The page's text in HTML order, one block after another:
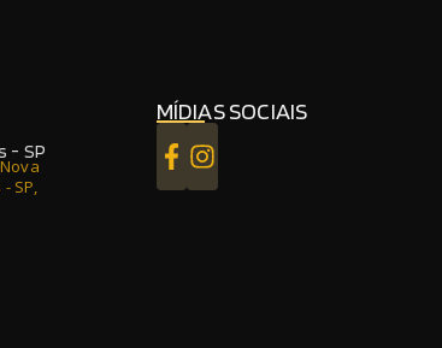
- SP
SP,
MÍDIAS SOCIAIS